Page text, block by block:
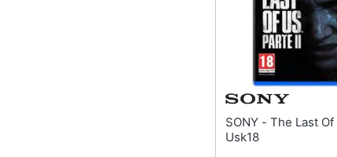
SONY - The Last Of Us 2 - Ps4
Usk18